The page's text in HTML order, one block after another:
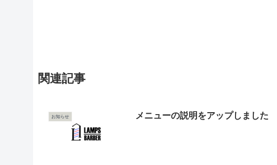
関連記事
お知らせ メニューの説明をアップしました